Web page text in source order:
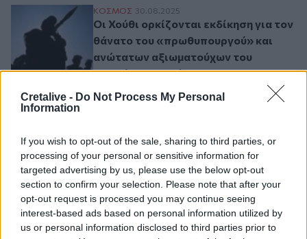
Cretalive - Do Not Process My Personal
Information
If you wish to opt-out of the sale, sharing to third parties, or
processing of your personal or sensitive information for
targeted advertising by us, please use the below opt-out
section to confirm your selection. Please note that after your
opt-out request is processed you may continue seeing
interest-based ads based on personal information utilized by
us or personal information disclosed to third parties prior to
Οι Χούθι ορκίζονται εκδίκηση για τον
ΚΟΣΜΟΣ 30.08.2025
Οι Χούθι ορκίζονται εκδίκηση για τον
θάνατο του «πρωθυπουργού» και
ανώτατων αξιωματούχων του
υεμενίτικου κινήματος
Προηγούμενη σελίδα
Next page
Ροή ειδήσεων Δημοφιλή